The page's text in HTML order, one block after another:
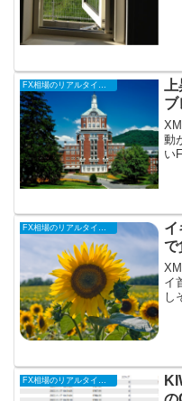
ブ
動
い
FX相場のリアルタイム情報
イ
で
イ
し